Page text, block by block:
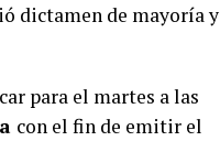
dictamen de mayoría y
para el martes a las
con el fin de emitir el